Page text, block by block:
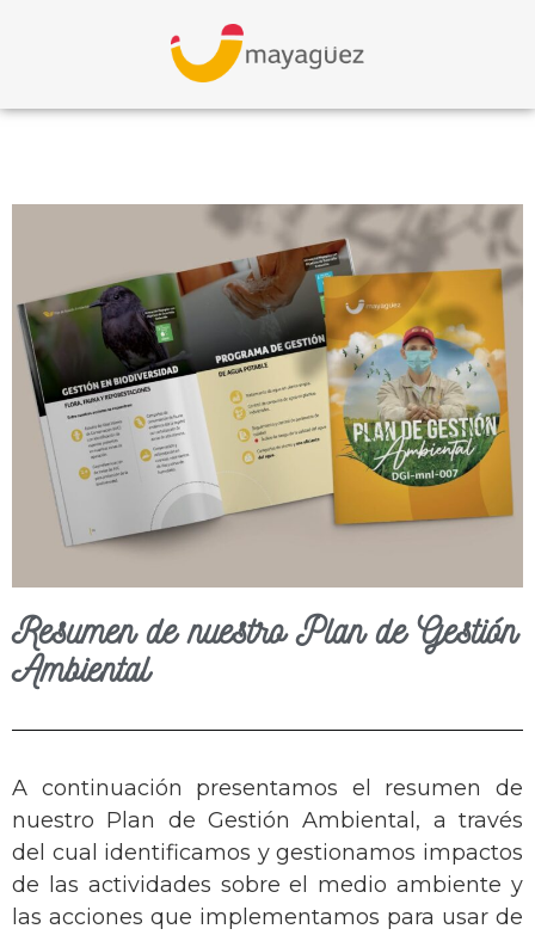
Resumen de nuestro Plan de Gestión
Ambiental
A continuación presentamos el resumen de
nuestro Plan de Gestión Ambiental, a través
del cual identificamos y gestionamos impactos
de las actividades sobre el medio ambiente y
las acciones que implementamos para usar de